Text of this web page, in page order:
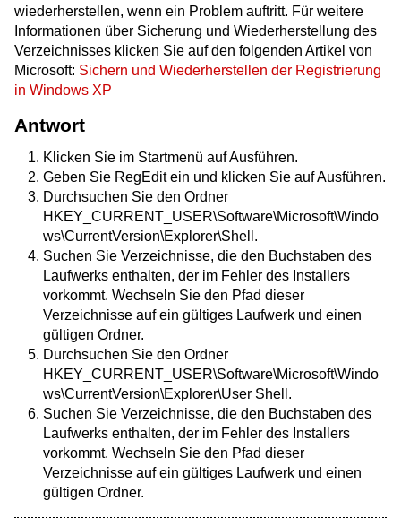
wiederherstellen, wenn ein Problem auftritt. Für weitere
Informationen über Sicherung und Wiederherstellung des
Verzeichnisses klicken Sie auf den folgenden Artikel von
Microsoft: Sichern und Wiederherstellen der Registrierung
in Windows XP
Antwort
Klicken Sie im Startmenü auf Ausführen.
Geben Sie RegEdit ein und klicken Sie auf Ausführen.
Durchsuchen Sie den Ordner
HKEY_CURRENT_USER\Software\Microsoft\Windo
ws\CurrentVersion\Explorer\Shell.
Suchen Sie Verzeichnisse, die den Buchstaben des
Laufwerks enthalten, der im Fehler des Installers
vorkommt. Wechseln Sie den Pfad dieser
Verzeichnisse auf ein gültiges Laufwerk und einen
gültigen Ordner.
Durchsuchen Sie den Ordner
HKEY_CURRENT_USER\Software\Microsoft\Windo
ws\CurrentVersion\Explorer\User Shell.
Suchen Sie Verzeichnisse, die den Buchstaben des
Laufwerks enthalten, der im Fehler des Installers
vorkommt. Wechseln Sie den Pfad dieser
Verzeichnisse auf ein gültiges Laufwerk und einen
gültigen Ordner.